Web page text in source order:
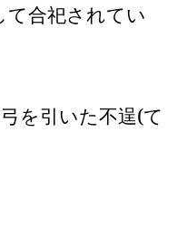
て合祀されてい
を引いた不逞(て